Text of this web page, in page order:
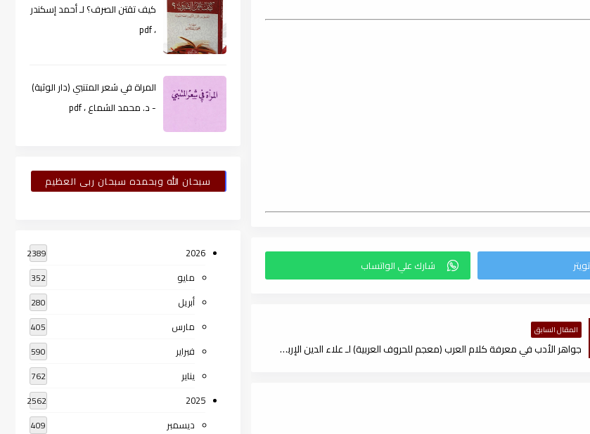
المقال السابق
جواهر الأدب في معرفة كلام العرب (معجم للحروف العربية) لـ علاء الدين الإربلّي - د. إميل بديع يعقوب ، pdf
كيف تقتن الصرف؟ لـ أحمد إسكندر
، pdf
المراة في شعر المتنبي (دار الوثبة)
- د. محمد الشماع ، pdf
سبحان الله وبحمده سبحان ربى العظيم
2026
2389
مايو 352
أبريل 280
مارس 405
فبراير 590
يناير 762
2025
2562
ديسمبر 409